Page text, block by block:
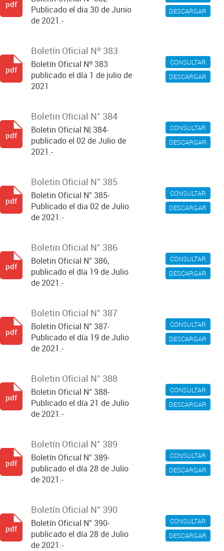
DESCARGAR
Publicado el dia 30 de Junio
de 2021.-
pdf
CONSULTAR
DESCARGAR
Boletín Oficial Nº 383
Boletín Oficial Nº 383
publicado el día 1 de julio de
2021
pdf
CONSULTAR
DESCARGAR
Boletin Oficial N° 384
Boletin Oficial N| 384-
publicado el 02 de Julio de
2021.-
pdf
CONSULTAR
DESCARGAR
Boletin Oficial N° 385
Boletin Oficial N° 385-
Publicado el dia 02 de Julio
de 2021.-
pdf
CONSULTAR
DESCARGAR
Boletin Oficial N° 386
Boletin Oficial N° 386,
publicado el día 19 de Julio
de 2021.-
pdf
CONSULTAR
DESCARGAR
Boletin Oficial N° 387
Boletin Oficial N° 387-
Publicado el día 19 de Julio
de 2021.-
pdf
CONSULTAR
DESCARGAR
Boletin Oficial N° 388
Boletin Oficial N° 388-
Publicado el día 21 de Julio
de 2021.-
pdf
CONSULTAR
DESCARGAR
Boletín Oficial N° 389
Boletín Oficial N° 389-
publicado el día 28 de Julio
de 2021.-
pdf
CONSULTAR
DESCARGAR
Boletín Oficial N° 390
Boletín Oficial N° 390-
publicado el día 28 de Julio
de 2021.-
pdf